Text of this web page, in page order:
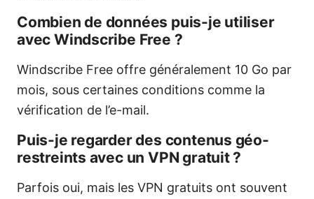
Combien de données puis-je utiliser
avec Windscribe Free ?
Windscribe Free offre généralement 10 Go par
mois, sous certaines conditions comme la
vérification de l’e-mail.
Puis-je regarder des contenus géo-
restreints avec un VPN gratuit ?
Parfois oui, mais les VPN gratuits ont souvent